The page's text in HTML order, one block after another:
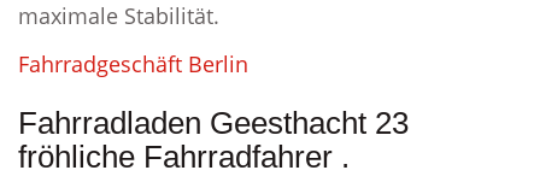
maximale Stabilität.
Fahrradgeschäft Berlin
Fahrradladen Geesthacht 23
fröhliche Fahrradfahrer .